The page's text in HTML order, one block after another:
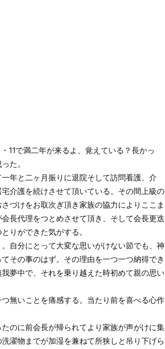
11で満二年が来るよ、覚えている？長かっ
た。
年と二ヶ月振りに退院そして訪問看護、介
介護を続けさせて頂いている。その間上級の
づけをお取次ぎ頂き家族の協力によりここま
長代理をつとめさせて頂き、そして会長更迭
りができた気がする。
自分にとって大変な思いがけない節でも、神
その事のはず。その理由を一つ一つ納得でき
夢中で、それを乗り越えた時初めて親の思い
無いことを痛感する。当たり前を喜べる心作
のに前会長が帰られてより家族が声がけに集
濯物までが加湿を兼ねて所狭しと吊り下げら